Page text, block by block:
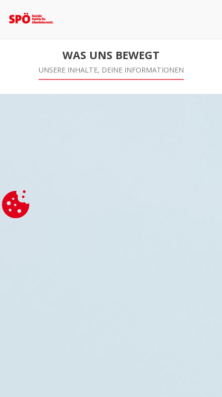
WAS UNS BEWEGT
UNSERE INHALTE, DEINE INFORMATIONEN